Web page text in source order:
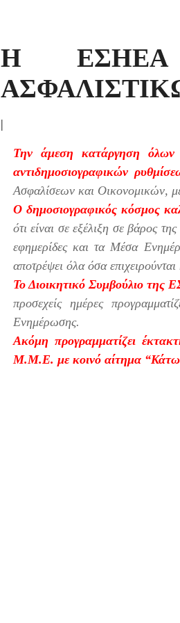
Η ΕΣΗΕΑ
|
Την άμεση κατάργηση όλων
αντιδημοσιογραφικών
Ασφαλίσεων και Οικονομικών,
Ο δημοσιογραφικός κόσμος
ότι είναι σε εξέλιξη σε βάρος της
εφημερίδες και τα Μέσα
αποτρέψει όλα όσα
Το Διοικητικό Συμβούλιο της
προσεχείς ημέρες
Ενημέρωσης.
Ακόμη προγραμματίζει
Μ.Μ.Ε. με κοινό αίτημα “Κάτω